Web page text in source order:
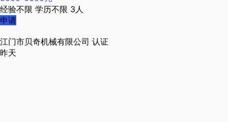
经验不限 学历不限 3人
申请
江门市贝奇机械有限公司 认证
昨天